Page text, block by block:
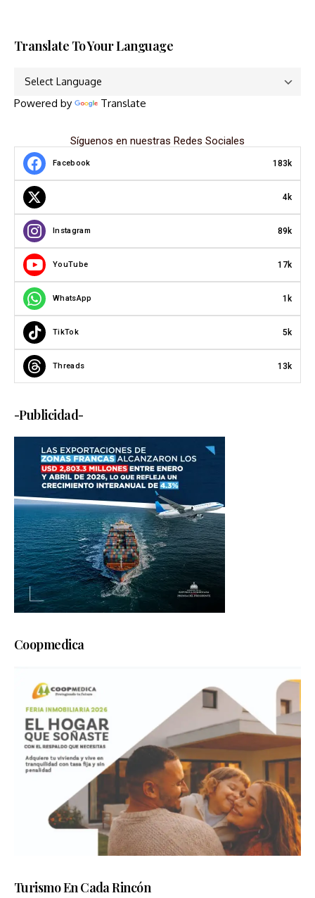
Translate To Your Language
Powered by Translate
Síguenos en nuestras Redes Sociales
Facebook 183k
4k
Instagram 89k
YouTube 17k
WhatsApp 1k
TikTok 5k
Threads 13k
-Publicidad-
Coopmedica
Turismo En Cada Rincón